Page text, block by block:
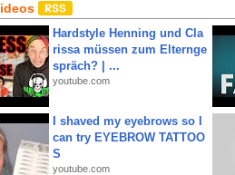
Hardstyle Henning und Cla
rissa müssen zum Elternge
spräch? | ...
youtube.com
I shaved my eyebrows so I
can try EYEBROW TATTOO
S
youtube.com